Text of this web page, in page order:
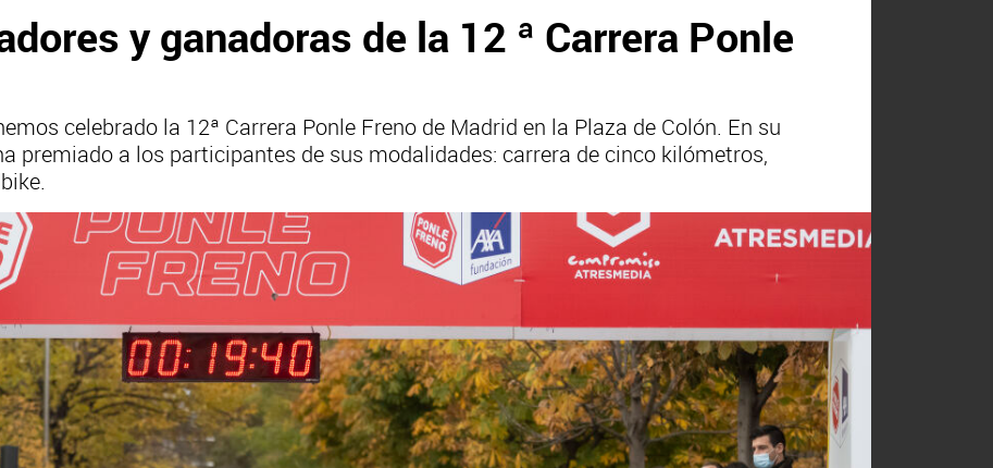
y ganadoras de la 12 ª Carrera Ponle
celebrado la 12ª Carrera Ponle Freno de Madrid en la Plaza de Colón. En su
premiado a los participantes de sus modalidades: carrera de cinco kilómetros,